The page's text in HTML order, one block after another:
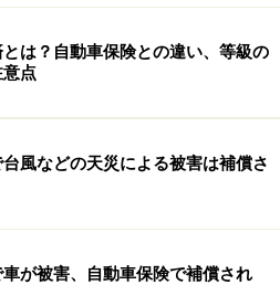
とは？自動車保険との違い、等級の
点
風などの天災による被害は補償さ
車が被害、自動車保険で補償され